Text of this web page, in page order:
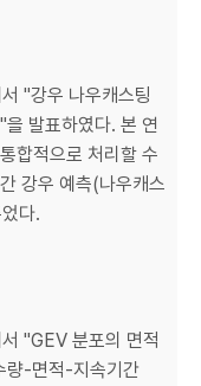
"강우 나우캐스팅
발표하였다. 본 연
합적으로 처리할 수
강우 예측(나우캐스
다.
"GEV 분포의 면적
량-면적-지속기간